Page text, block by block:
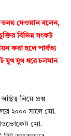
তনয় দেওয়ান বলেন,
বিভিন্ন সংকট
করা হলে পার্বত্য
যুগ যুগ ধরে চলমান
নিয়ে প্রশ্ন
২০০০ সালে মো.
মো.